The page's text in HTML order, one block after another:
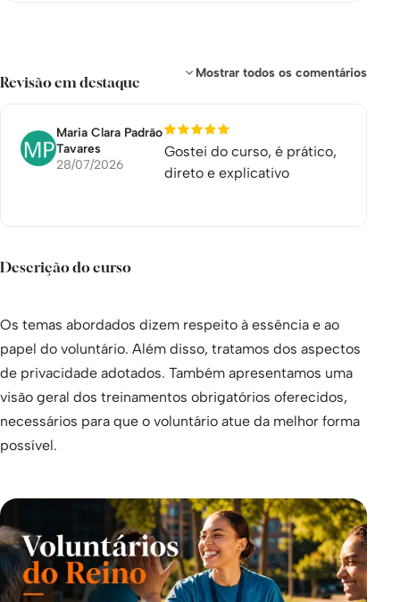
Revisão em destaque
Mostrar todos os comentários
Maria Clara Padrão
Tavares
28/07/2026
Gostei do curso, é prático,
direto e explicativo
Descrição do curso
Os temas abordados dizem respeito à essência e ao
papel do voluntário. Além disso, tratamos dos aspectos
de privacidade adotados. Também apresentamos uma
visão geral dos treinamentos obrigatórios oferecidos,
necessários para que o voluntário atue da melhor forma
possível.